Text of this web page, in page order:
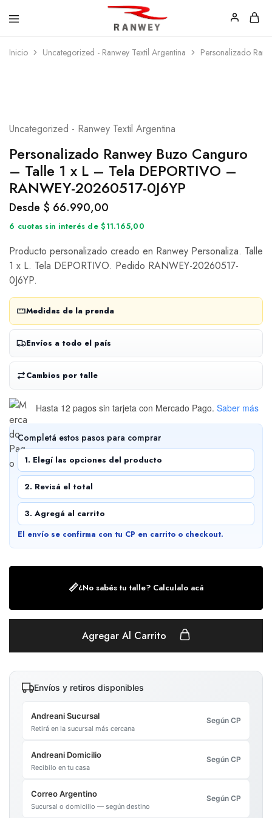
Ranwey
|Estilo,
Calzas
Inicio Uncategorized - Ranwey Textil Argentina Personalizado
Uncategorized - Ranwey Textil Argentina
Personalizado Ranwey Buzo Canguro
– Talle 1 x L – Tela DEPORTIVO –
RANWEY-20260517-0J6YP
Desde $ 66.990,00
6 cuotas sin interés de $11.165,00
Producto personalizado creado en Ranwey Personaliza. Talle
1 x L. Tela DEPORTIVO. Pedido RANWEY-20260517-
0J6YP.
Medidas de la prenda
Envíos a todo el país
Cambios por talle
Hasta 12 pagos sin tarjeta con Mercado Pago. Saber más
Completá estos pasos para comprar
1. Elegí las opciones del producto
2. Revisá el total
3. Agregá al carrito
El envío se confirma con tu CP en carrito o checkout.
📏¿No sabés tu talle? Calculalo acá
Agregar Al Carrito
Envíos y retiros disponibles
Andreani Sucursal
Retirá en la sucursal más cercana
Según CP
Andreani Domicilio
Recibilo en tu casa
Según CP
Correo Argentino
Sucursal o domicilio — según destino
Según CP